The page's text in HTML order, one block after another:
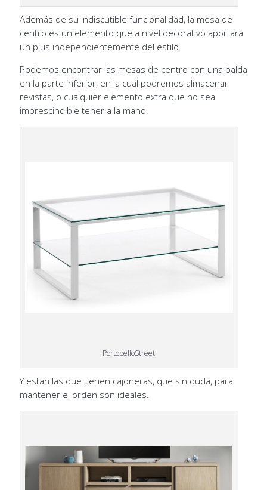
Además de su indiscutible funcionalidad, la mesa de
centro es un elemento que a nivel decorativo aportará
un plus independientemente del estilo.
Podemos encontrar las mesas de centro con una balda
en la parte inferior, en la cual podremos almacenar
revistas, o cualquier elemento extra que no sea
imprescindible tener a la mano.
PortobelloStreet
Y están las que tienen cajoneras, que sin duda, para
mantener el orden son ideales.